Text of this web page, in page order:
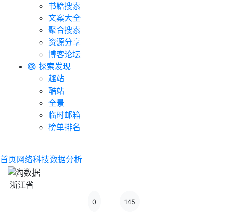
书籍搜索
文案大全
聚合搜索
资源分享
博客论坛
探索发现
趣站
酷站
全景
临时邮箱
榜单排名
首页 网络科技数据分析
浙江省
0 145